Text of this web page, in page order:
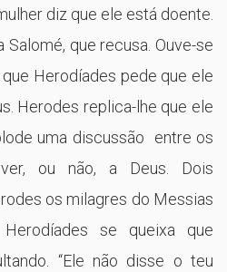
diz que ele está doente.
que recusa. Ouve-se
Herodíades pede que ele
Herodes replica-lhe que ele
uma discussão entre os
ou não, a Deus. Dois
os milagres do Messias
se queixa que
“Ele não disse o teu